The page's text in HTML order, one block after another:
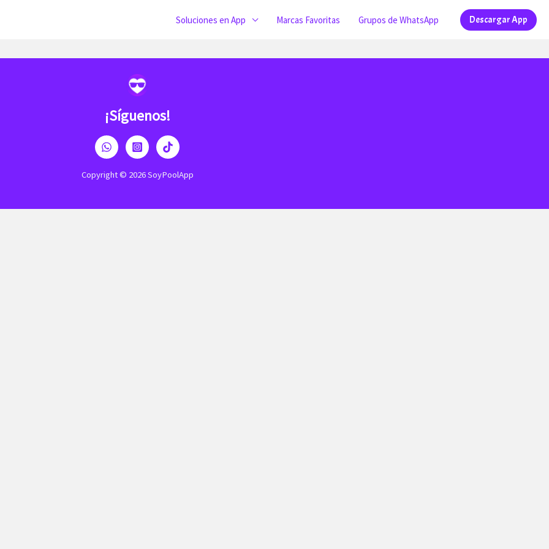
Soluciones en App Marcas Favoritas Grupos de WhatsApp Descargar App
¡Síguenos!
Copyright © 2026 SoyPoolApp